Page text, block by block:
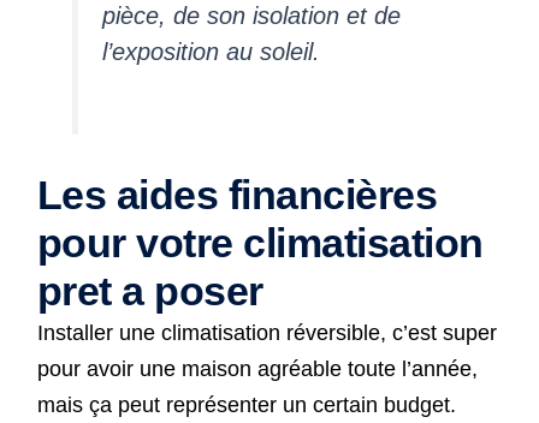
pièce, de son isolation et de
l’exposition au soleil.
Les aides financières
pour votre climatisation
pret a poser
Installer une climatisation réversible, c’est super
pour avoir une maison agréable toute l’année,
mais ça peut représenter un certain budget.